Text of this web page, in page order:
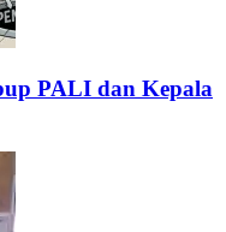
PALI dan Kepala